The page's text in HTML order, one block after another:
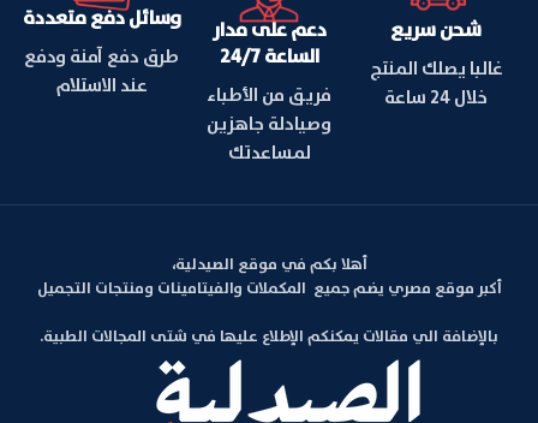
شحن سريع
غالبا يصلك المنتج
خلال 24 ساعة
دعم على مدار
الساعة 24/7
فريق من الأطباء
وصيادلة جاهزين
لمساعدتك
وسائل دفع متعددة
طرق دفع آمنة ودفع
عند الاستلام
أهلا بكم في موقع الصيدلية،
أكبر موقع مصري يضم جميع المكملات والفيتامينات ومنتجات التجميل
بالإضافة الي مقالات يمكنكم الإطلاع عليها في شتى المجالات الطبية.